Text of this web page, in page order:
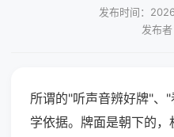
发布时间：
发布
所谓的"听声音辨好牌"、
学依据。牌面是朝下的